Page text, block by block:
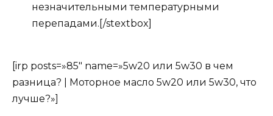
незначительными температурными
перепадами.[/stextbox]
[irp posts=»85″ name=»5w20 или 5w30 в чем
разница? | Моторное масло 5w20 или 5w30, что
лучше?»]